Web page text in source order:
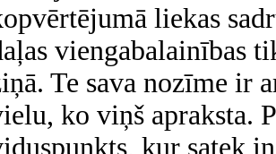
liekas
viengabalainības
Te sava nozīme ir
ko viņš apraksta.
kur satek